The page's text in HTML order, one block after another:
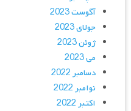
آگوست 2023
جولای 2023
ژوئن 2023
می 2023
دسامبر 2022
نوامبر 2022
اکتبر 2022